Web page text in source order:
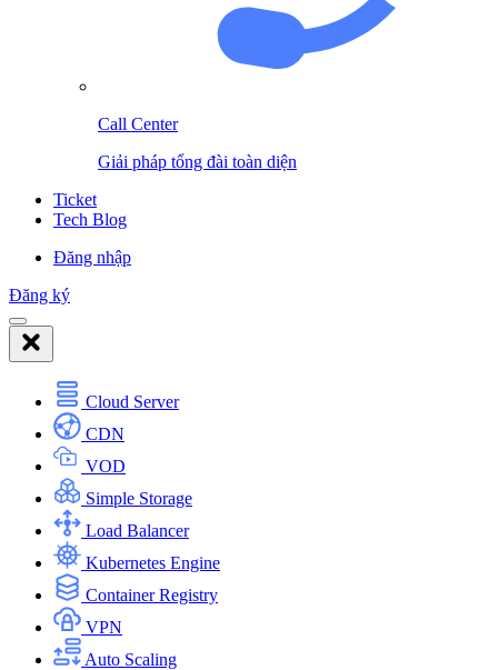
Call Center
Giải pháp tổng đài toàn diện
Ticket
Tech Blog
Đăng nhập
Đăng ký
Cloud Server
CDN
VOD
Simple Storage
Load Balancer
Kubernetes Engine
Container Registry
VPN
Auto Scaling